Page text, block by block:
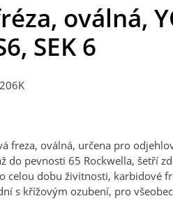
oválná,
SEK 6
freza, oválná, určena pro
do pevnosti 65 Rockwella, šetří
celou dobu živitnosti, karbidové
s křížovým ozubení, pro